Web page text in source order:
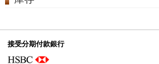
接受分期付款銀行